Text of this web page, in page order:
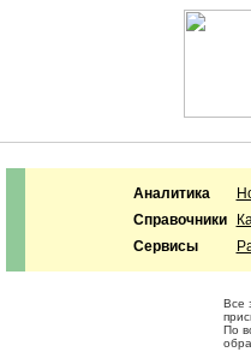
Аналитика
Справочники
Сервисы
Все
По